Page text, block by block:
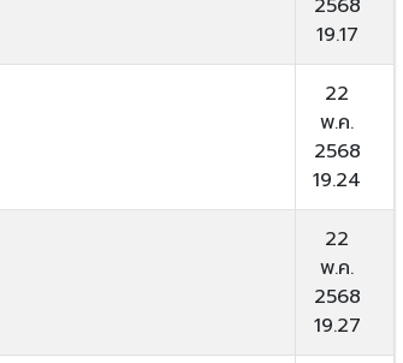
19.17
22
พ.ค.
2568
19.24
22
พ.ค.
2568
19.27